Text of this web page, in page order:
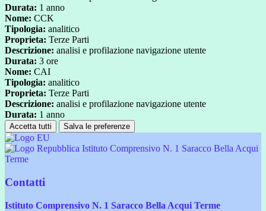
Durata: 1 anno
Nome: CCK
Tipologia: analitico
Proprieta: Terze Parti
Descrizione: analisi e profilazione navigazione utente
Durata: 3 ore
Nome: CAI
Tipologia: analitico
Proprieta: Terze Parti
Descrizione: analisi e profilazione navigazione utente
Durata: 1 anno
Accetta tutti Salva le preferenze
Istituto Comprensivo N. 1 Saracco Bella Acqui
Terme
Contatti
Istituto Comprensivo N. 1 Saracco Bella Acqui Terme